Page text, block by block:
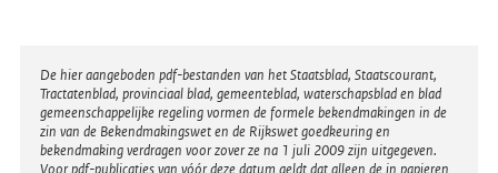
Disclaimer
De hier aangeboden pdf-bestanden van het Staatsblad, Staatscourant,
Tractatenblad, provinciaal blad, gemeenteblad, waterschapsblad en blad
gemeenschappelijke regeling vormen de formele bekendmakingen in de
zin van de Bekendmakingswet en de Rijkswet goedkeuring en
bekendmaking verdragen voor zover ze na 1 juli 2009 zijn uitgegeven.
Voor pdf-publicaties van vóór deze datum geldt dat alleen de in papieren